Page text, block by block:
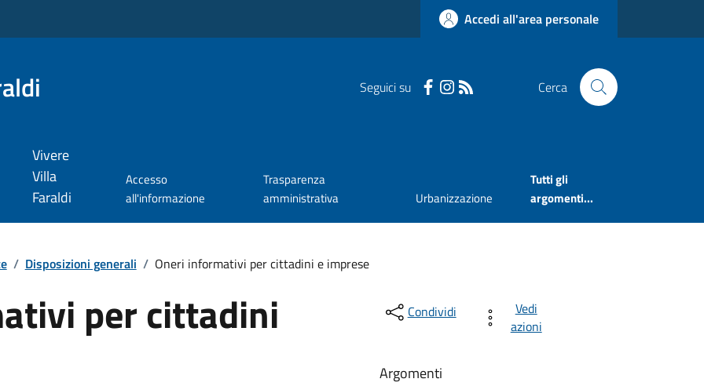
Accedi all'area personale
Seguici su Cerca
Vivere
Villa
Faraldi
Accesso
all'informazione
Trasparenza
amministrativa
Urbanizzazione
Tutti gli
argomenti...
/ Disposizioni generali / Oneri informativi per cittadini e imprese
per cittadini Condividi
Vedi
azioni
Argomenti